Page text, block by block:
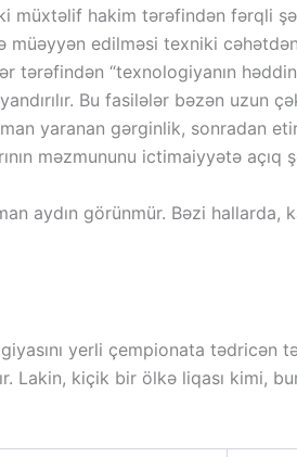
müxtəlif hakim tərəfindən fərqli
müəyyən edilməsi texniki
tərəfindən “texnologiyanın
Bu fasilələr bəzən
yaranan gərginlik, sonradan
məzmununu ictimaiyyətə
aydın görünmür. Bəzi
yerli çempionata
Lakin, kiçik bir ölkə liqası kimi,